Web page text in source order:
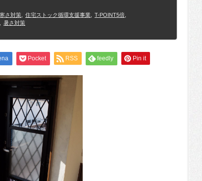
寒さ対策 住宅ストック循環支援事業 T-POINT5倍
暑さ対策
Pocket RSS feedly Pin it